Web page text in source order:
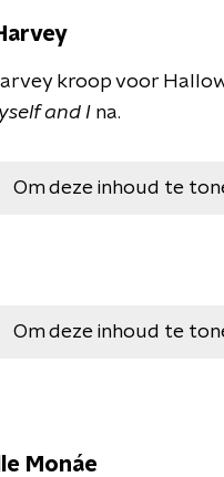
kroop voor
and I na.
Om deze inhoud te
Om deze inhoud te
Monáe